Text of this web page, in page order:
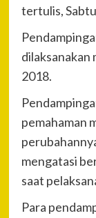
tertulis,
dilaksanakan
2018.
pemahaman
mengatasi
saat
Para